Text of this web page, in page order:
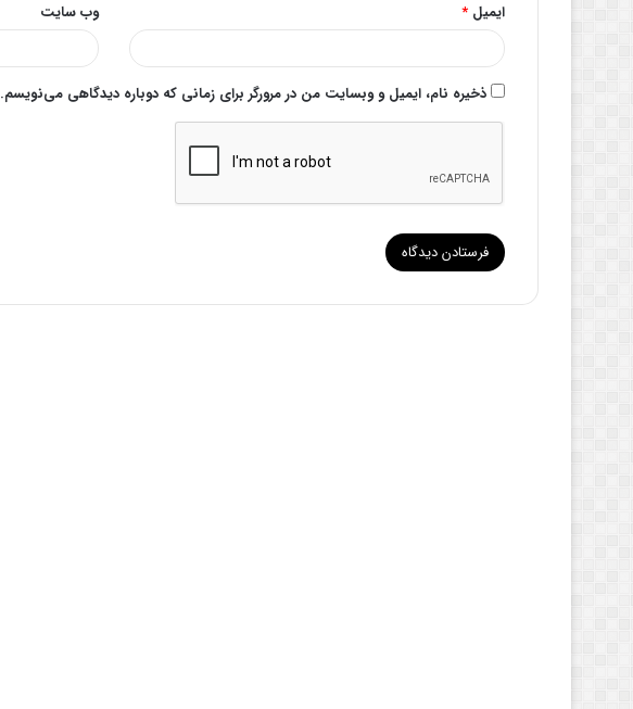
ایمیل * وب‌ سایت
ذخیره نام، ایمیل و وبسایت من در مرورگر برای زمانی که دوباره دیدگاهی می‌نویسم.